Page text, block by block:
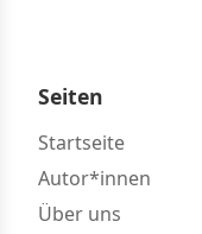
Seiten
Startseite
Autor*innen
Über uns